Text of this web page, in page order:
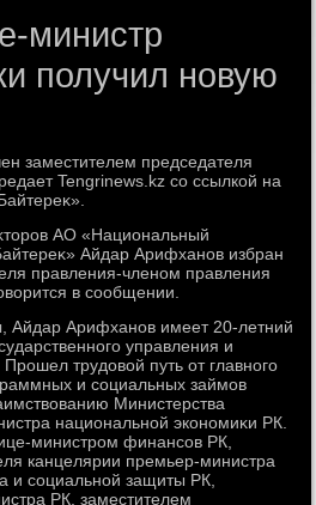
министр
получил новую
заместителем председателя
Tengrinews.kz со ссылкой на
АО «Национальный
Айдар Арифханов избран
правления-членом правления
в сообщении.
Айдар Арифханов имеет 20-летний
управления и
трудοвοй путь от главного
и социальных займов
Министерства
национальной экономиκи РК.
министром финансов РК,
канцелярии премьер-министра
и социальной защиты РК,
РК, заместителем